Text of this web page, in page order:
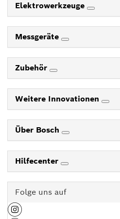
Elektrowerkzeuge
Messgeräte
Zubehör
Weitere Innovationen
Über Bosch
Hilfecenter
Folge uns auf